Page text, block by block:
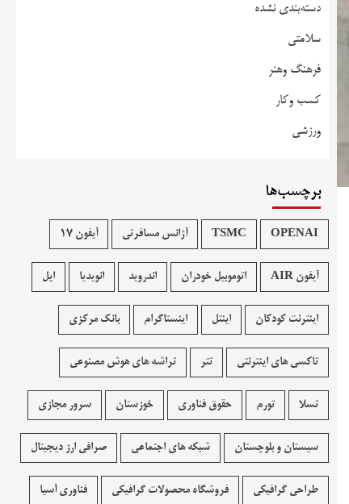
دسته‌بندی نشده
سلامتی
فرهنگ وهنر
کسب وکار
ورزشی
برچسب‌ها
OPENAI
TSMC آژانس مسافرتی آیفون 17
آیفون AIR اتوموبیل خودران اندروید انویدیا اپل
اینترنت کودکان اینتل اینستاگرام بانک مرکزی
تاکسی های اینترنتی تتر تراشه های هوش مصنوعی
تسلا تورم حقوق فناوری خوزستان سرور مجازی
سیستان و بلوچستان شبکه های اجتماعی صرافی ارز دیجیتال
طراحی گرافیکی فروشگاه محصولات گرافيکی فناوری آسیا